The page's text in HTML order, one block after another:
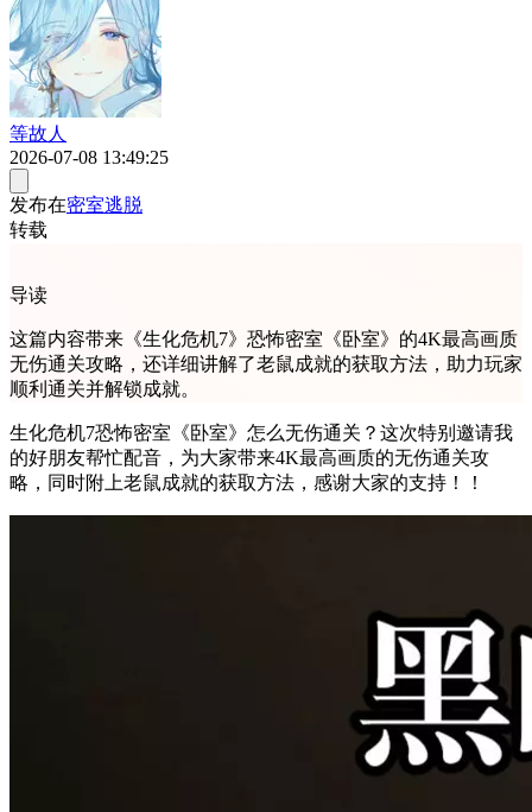
等故人
2026-07-08 13:49:25
发布在密室逃脱
转载
导读
这篇内容带来《生化危机7》恐怖密室《卧室》的4K最高画质
无伤通关攻略，还详细讲解了老鼠成就的获取方法，助力玩家
顺利通关并解锁成就。
生化危机7恐怖密室《卧室》怎么无伤通关？这次特别邀请我
的好朋友帮忙配音，为大家带来4K最高画质的无伤通关攻
略，同时附上老鼠成就的获取方法，感谢大家的支持！！